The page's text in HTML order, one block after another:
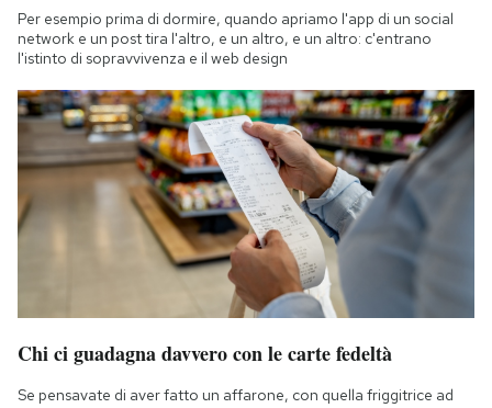
Per esempio prima di dormire, quando apriamo l'app di un social
network e un post tira l'altro, e un altro, e un altro: c'entrano
l'istinto di sopravvivenza e il web design
Chi ci guadagna davvero con le carte fedeltà
Se pensavate di aver fatto un affarone, con quella friggitrice ad